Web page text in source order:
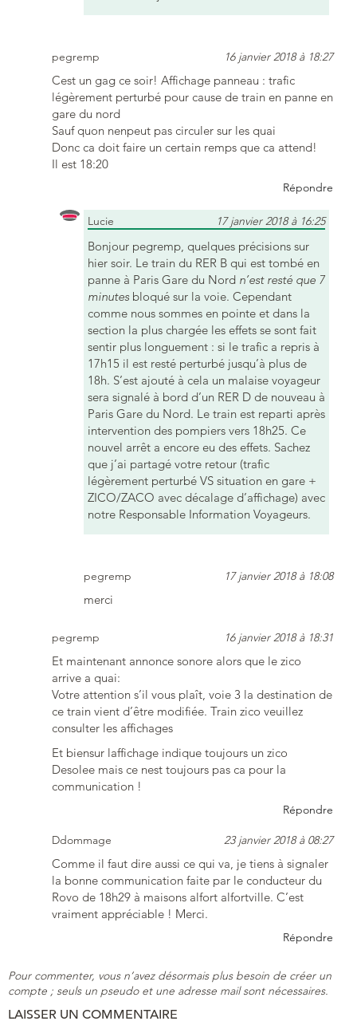
pegremp 16 janvier 2018 à 18:27
Cest un gag ce soir! Affichage panneau : trafic
légèrement perturbé pour cause de train en panne en
gare du nord
Sauf quon nenpeut pas circuler sur les quai
Donc ca doit faire un certain remps que ca attend!
Il est 18:20
Répondre
Lucie 17 janvier 2018 à 16:25
Bonjour pegremp, quelques précisions sur
hier soir. Le train du RER B qui est tombé en
panne à Paris Gare du Nord n’est resté que 7
minutesbloqué sur la voie. Cependant
comme nous sommes en pointe et dans la
section la plus chargée les effets se sont fait
sentir plus longuement : si le trafic a repris à
17h15 il est resté perturbé jusqu’à plus de
18h. S’est ajouté à cela un malaise voyageur
sera signalé à bord d’un RER D de nouveau à
Paris Gare du Nord. Le train est reparti après
intervention des pompiers vers 18h25. Ce
nouvel arrêt a encore eu des effets. Sachez
que j’ai partagé votre retour (trafic
légèrement perturbé VS situation en gare +
ZICO/ZACO avec décalage d’affichage) avec
notre Responsable Information Voyageurs.
pegremp 17 janvier 2018 à 18:08
merci
pegremp 16 janvier 2018 à 18:31
Et maintenant annonce sonore alors que le zico
arrive a quai:
Votre attention s’il vous plaît, voie 3 la destination de
ce train vient d’être modifiée. Train zico veuillez
consulter les affichages
Et biensur laffichage indique toujours un zico
Desolee mais ce nest toujours pas ca pour la
communication !
Répondre
Ddommage 23 janvier 2018 à 08:27
Comme il faut dire aussi ce qui va, je tiens à signaler
la bonne communication faite par le conducteur du
Rovo de 18h29 à maisons alfort alfortville. C’est
vraiment appréciable ! Merci.
Répondre
Pour commenter, vous n’avez désormais plus besoin de créer un
compte ; seuls un pseudo et une adresse mail sont nécessaires.
LAISSER UN COMMENTAIRE